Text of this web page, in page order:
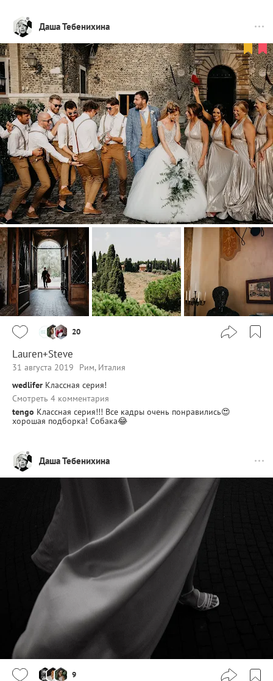
Даша Тебенихина
20
Lauren+Steve
31 августа 2019
Рим, Италия
wedlifer Классная серия!
Смотреть 4 комментария
tengo Классная серия!!! Все кадры очень понравились😍
хорошая подборка! Собака😂
Даша Тебенихина
9